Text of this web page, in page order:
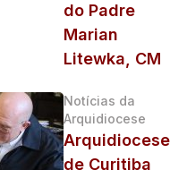
do Padre
Marian
Litewka, CM
Notícias da
Arquidiocese
Arquidiocese
de Curitiba